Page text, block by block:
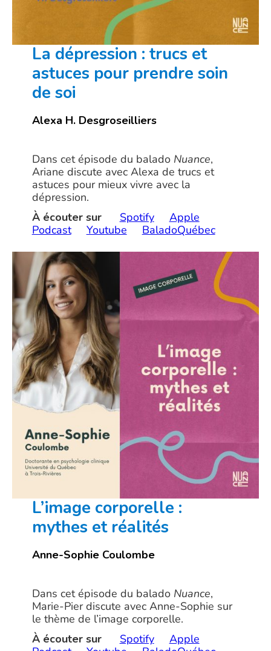
La dépression : trucs et
astuces pour prendre soin
de soi
Alexa H. Desgroseilliers
Dans cet épisode du balado Nuance,
Ariane discute avec Alexa de trucs et
astuces pour mieux vivre avec la
dépression.
À écouter sur Spotify
Apple
Podcast
Youtube BaladoQuébec
L’image corporelle :
mythes et réalités
Anne-Sophie Coulombe
Dans cet épisode du balado Nuance,
Marie-Pier discute avec Anne-Sophie sur
le thème de l’image corporelle.
À écouter sur Spotify
Apple